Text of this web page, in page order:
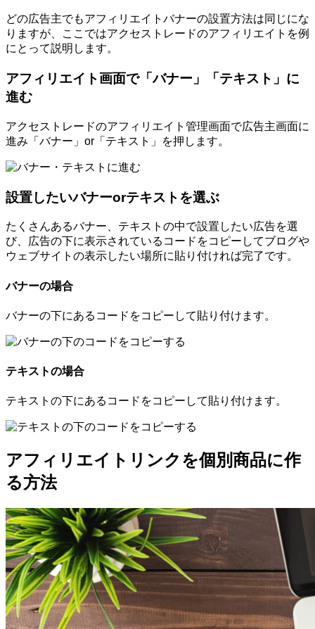
どの広告主でもアフィリエイトバナーの設置方法は同じにな
りますが、ここではアクセストレードのアフィリエイトを例
にとって説明します。
アフィリエイト画面で「バナー」「テキスト」に
進む
アクセストレードのアフィリエイト管理画面で広告主画面に
進み「バナー」or「テキスト」を押します。
設置したいバナーorテキストを選ぶ
たくさんあるバナー、テキストの中で設置したい広告を選
び、広告の下に表示されているコードをコピーしてブログや
ウェブサイトの表示したい場所に貼り付ければ完了です。
バナーの場合
バナーの下にあるコードをコピーして貼り付けます。
テキストの場合
テキストの下にあるコードをコピーして貼り付けます。
アフィリエイトリンクを個別商品に作
る方法